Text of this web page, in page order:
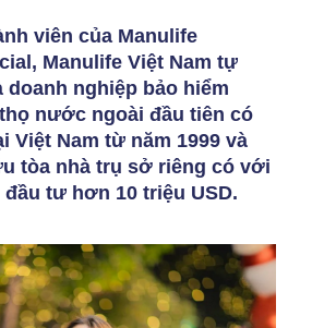
viên của Manulife
Manulife Việt Nam tự
doanh nghiệp bảo hiểm
nước ngoài đầu tiên có
Việt Nam từ năm 1999 và
tòa nhà trụ sở riêng có với
tư hơn 10 triệu USD.